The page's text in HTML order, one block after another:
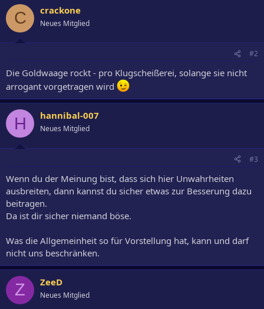
C crackone
Neues Mitglied
#2
Die Goldwaage rockt - pro Klugscheißerei, solange sie nicht
arrogant vorgetragen wird
H hannibal-007
Neues Mitglied
#3
Wenn du der Meinung bist, dass sich hier Unwahrheiten
ausbreiten, dann kannst du sicher etwas zur Besserung dazu
beitragen.
Da ist dir sicher niemand böse.
Was die Allgemeinheit so für Vorstellung hat, kann und darf
nicht uns beschränken.
Z ZeeD
Neues Mitglied